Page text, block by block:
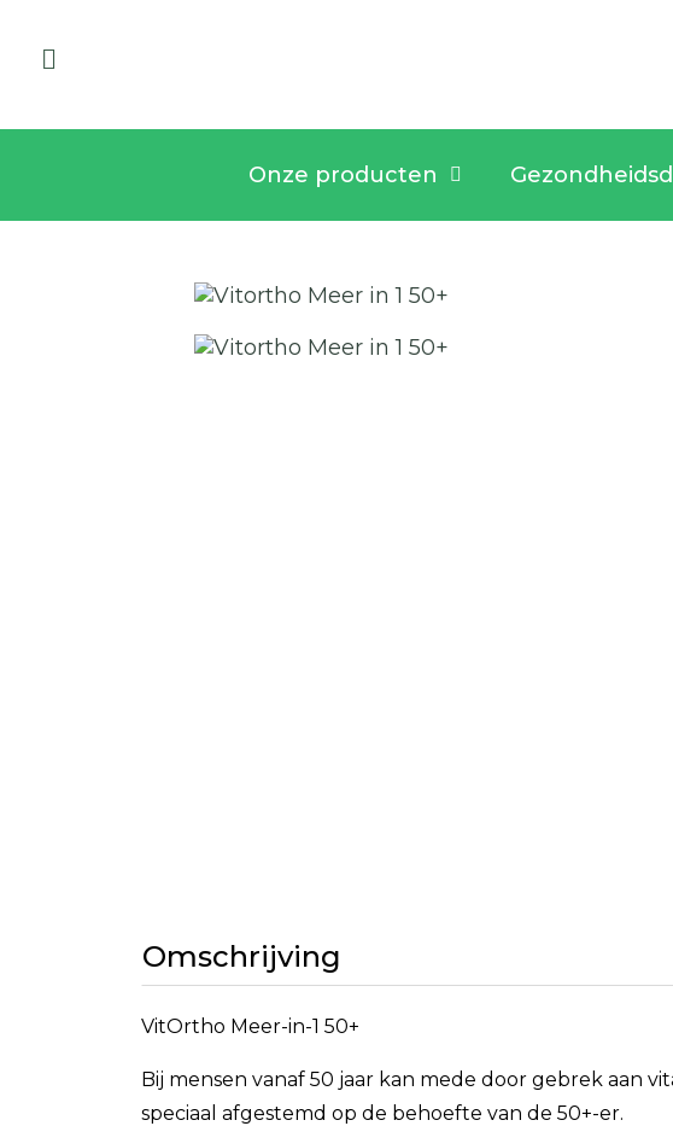
Onze producten
Omschrijving
VitOrtho Meer-in-1 50+
Bij mensen vanaf 50 jaar kan mede door gebrek aan
speciaal afgestemd op de behoefte van de 50+-er.